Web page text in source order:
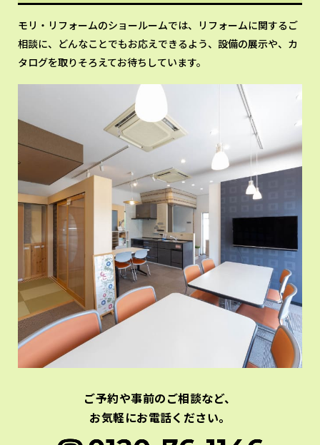
モリ・リフォームのショールームでは、リフォームに関するご
相談に、どんなことでもお応えできるよう、設備の展示や、カ
タログを取りそろえてお待ちしています。
ご予約や事前のご相談など、
お気軽にお電話ください。